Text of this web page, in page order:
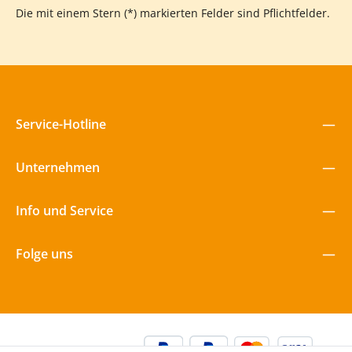
Die mit einem Stern (*) markierten Felder sind Pflichtfelder.
Service-Hotline
Unternehmen
Info und Service
Folge uns